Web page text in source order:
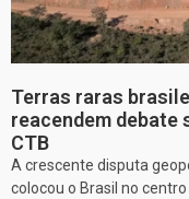
Terras raras
reacendem debate
CTB
A crescente disputa
colocou o Brasil no